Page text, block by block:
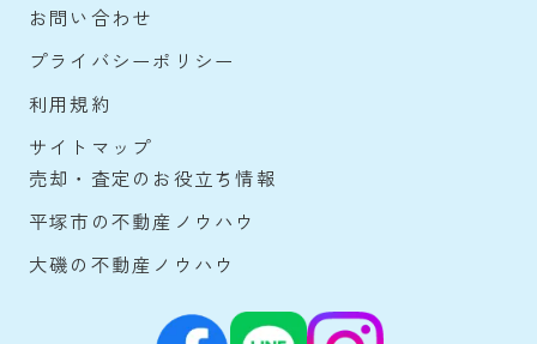
お問い合わせ
プライバシーポリシー
利用規約
サイトマップ
売却・査定のお役立ち情報
平塚市の不動産ノウハウ
大磯の不動産ノウハウ